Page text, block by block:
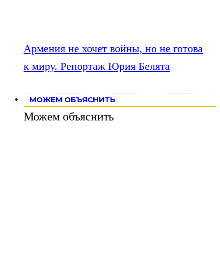
Армения не хочет войны, но не готова
к миру. Репортаж Юрия Белята
МОЖЕМ ОБЪЯСНИТЬ
Можем объяснить